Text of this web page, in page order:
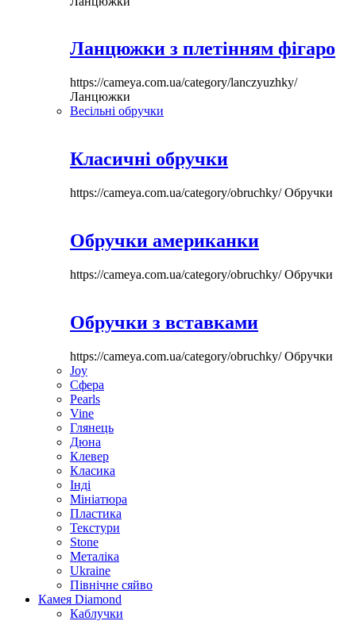
Ланцюжки з плетінням фігаро
https://cameya.com.ua/category/lanczyuzhky/
Ланцюжки
Весільні обручки
Класичні обручки
https://cameya.com.ua/category/obruchky/Обручки
Обручки американки
https://cameya.com.ua/category/obruchky/Обручки
Обручки з вставками
https://cameya.com.ua/category/obruchky/Обручки
Joy
Сфера
Pearls
Vine
Глянець
Дюна
Клевер
Класика
Інді
Мініатюра
Пластика
Текстури
Stone
Металіка
Ukraine
Північне сяйво
Камея Diamond
Каблучки